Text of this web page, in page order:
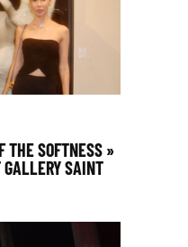
THE SOFTNESS »
SAINT